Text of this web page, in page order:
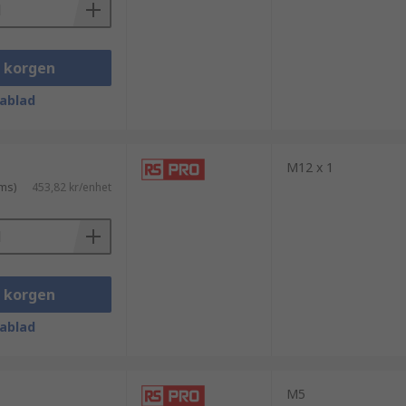
korgen
453,82 kr/enhet
korgen
M12 x 1
M5